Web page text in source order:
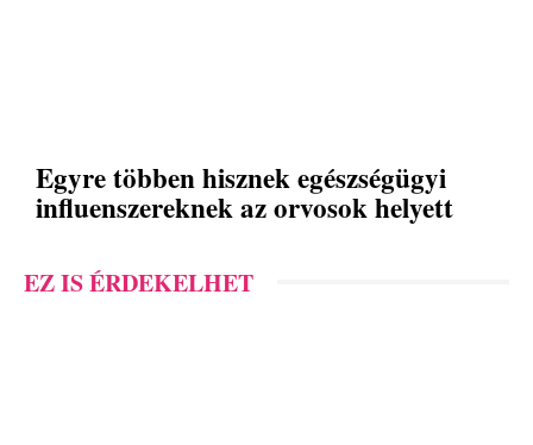
Egyre többen hisznek egészségügyi
influenszereknek az orvosok helyett
EZ IS ÉRDEKELHET